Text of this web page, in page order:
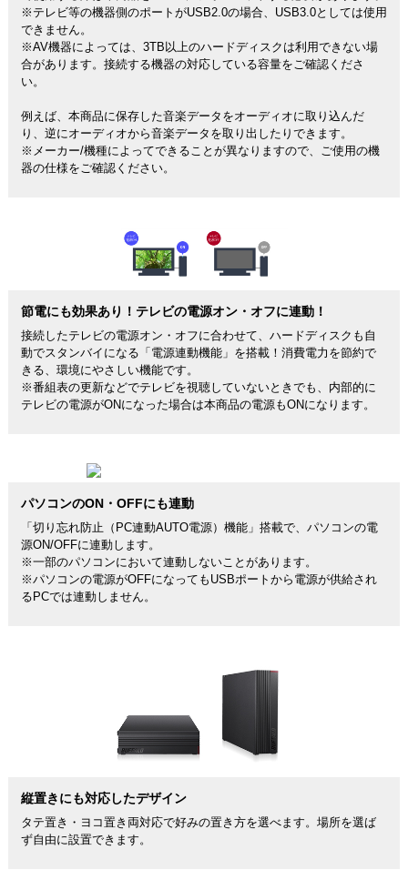
※テレビ等の機器側のポートがUSB2.0の場合、USB3.0としては使用
できません。
※AV機器によっては、3TB以上のハードディスクは利用できない場
合があります。接続する機器の対応している容量をご確認くださ
い。
例えば、本商品に保存した音楽データをオーディオに取り込んだ
り、逆にオーディオから音楽データを取り出したりできます。
※メーカー/機種によってできることが異なりますので、ご使用の機
器の仕様をご確認ください。
節電にも効果あり！テレビの電源オン・オフに連動！
接続したテレビの電源オン・オフに合わせて、ハードディスクも自
動でスタンバイになる「電源連動機能」を搭載！消費電力を節約で
きる、環境にやさしい機能です。
※番組表の更新などでテレビを視聴していないときでも、内部的に
テレビの電源がONになった場合は本商品の電源もONになります。
パソコンのON・OFFにも連動
「切り忘れ防止（PC連動AUTO電源）機能」搭載で、パソコンの電
源ON/OFFに連動します。
※一部のパソコンにおいて連動しないことがあります。
※パソコンの電源がOFFになってもUSBポートから電源が供給され
るPCでは連動しません。
縦置きにも対応したデザイン
タテ置き・ヨコ置き両対応で好みの置き方を選べます。場所を選ば
ず自由に設置できます。